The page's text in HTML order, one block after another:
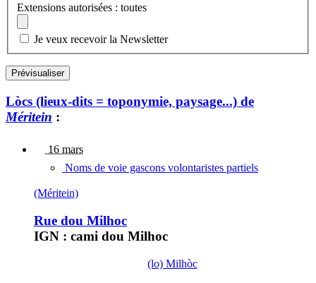
Extensions autorisées : toutes
Je veux recevoir la Newsletter
Lòcs (lieux-dits = toponymie, paysage...) de
Méritein :
16 mars
Noms de voie gascons volontaristes partiels
(Méritein)
Rue dou Milhoc
IGN : cami dou Milhoc
(lo) Milhòc